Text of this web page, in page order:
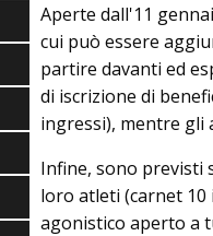
Aperte dall'11
cui può essere
partire davanti ed
di iscrizione di
ingressi), mentre
Infine, sono previsti
loro atleti (carnet 10
agonistico aperto a